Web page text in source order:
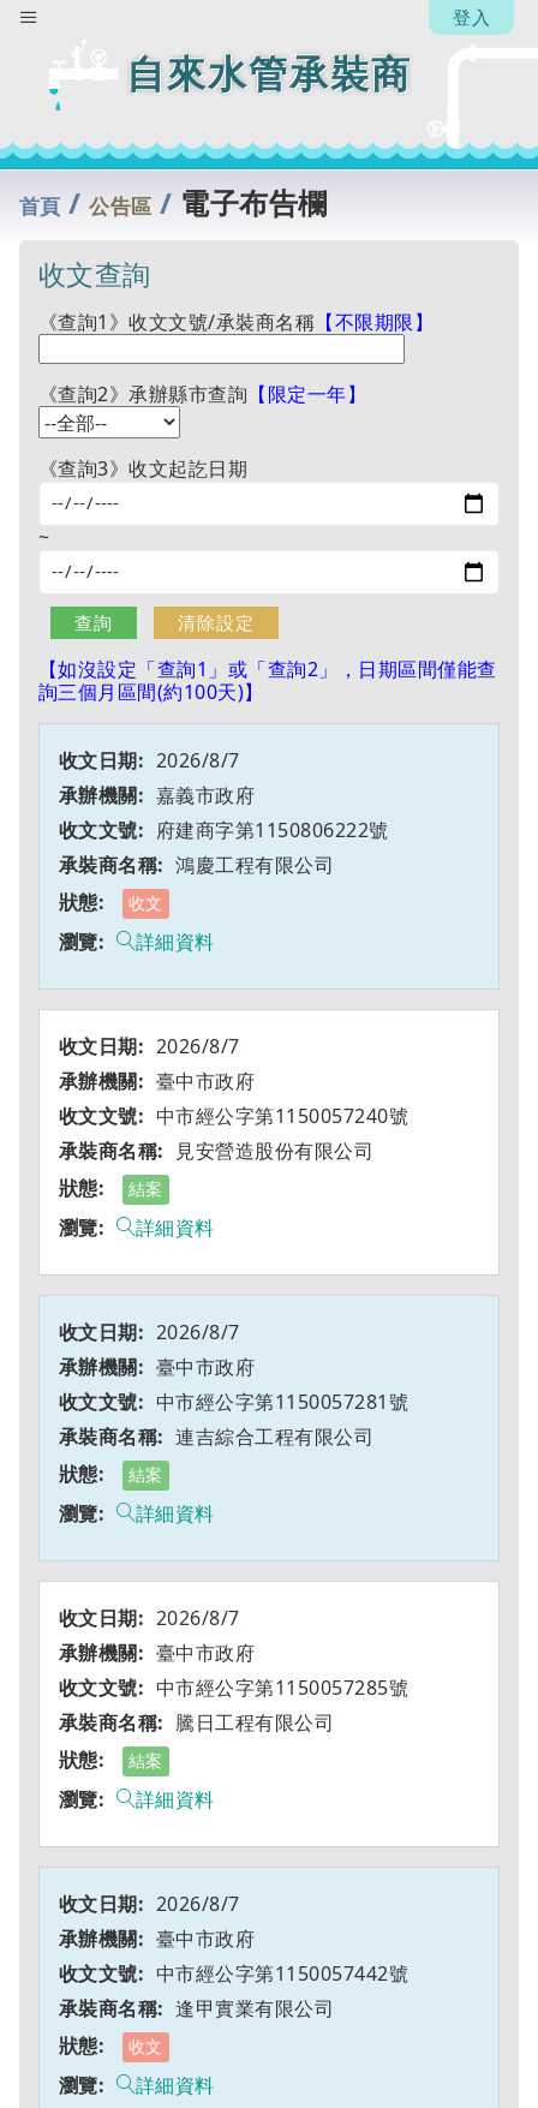
自來水管承裝商
登入
首頁 /公告區 / 電子布告欄
收文查詢
《查詢1》收文文號/承裝商名稱 【不限期限】
《查詢2》承辦縣市查詢 【限定一年】
《查詢3》收文起訖日期
~
【如沒設定「查詢1」或「查詢2」，日期區間僅能查
詢三個月區間(約100天)】
2026/8/7
嘉義市政府
府建商字第1150806222號
鴻慶工程有限公司
收文
詳細資料
2026/8/7
臺中市政府
中市經公字第1150057240號
見安營造股份有限公司
結案
詳細資料
2026/8/7
臺中市政府
中市經公字第1150057281號
連吉綜合工程有限公司
結案
詳細資料
2026/8/7
臺中市政府
中市經公字第1150057285號
騰日工程有限公司
結案
詳細資料
2026/8/7
臺中市政府
中市經公字第1150057442號
逢甲實業有限公司
收文
詳細資料